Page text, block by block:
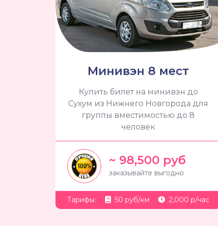
Минивэн 8 мест
Купить билет на минивэн до
Сухум из Нижнего Новгорода для
группы вместимостью до 8
человек
~ 98,500 руб
заказывайте выгодно
Тарифы: 50 руб/км 2,000 р/час